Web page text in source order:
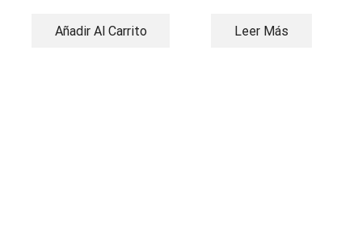
Añadir Al Carrito Leer Más